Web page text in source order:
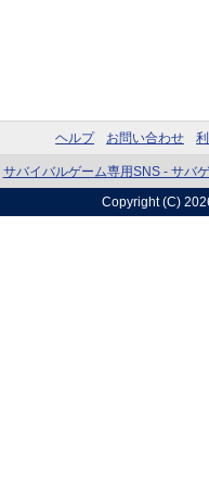
ヘルプ お問い合わせ
サバイバルゲーム専用SNS - サバ
Copyright (C)